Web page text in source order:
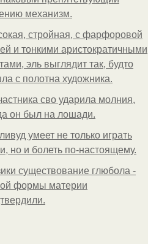
механизм.
стройная, с фарфоровой
и тонкими аристократичными
эль выглядит так, будто
с полотна художника.
сво ударила молния,
он был на лошади.
умеет не только играть
но и болеть по-настоящему.
существование глюбола -
формы материи